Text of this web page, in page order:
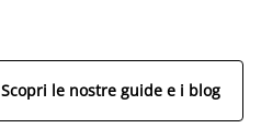
Scopri le nostre guide e i blog